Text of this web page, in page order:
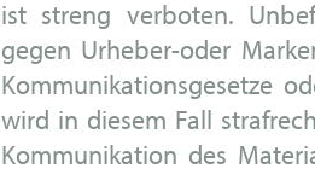
ist streng verboten.
gegen Urheber-oder
Kommunikationsgesetze
wird in diesem Fall
Kommunikation des